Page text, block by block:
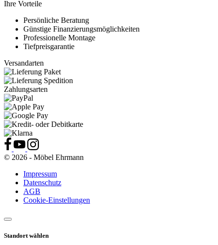
Ihre Vorteile
Persönliche Beratung
Günstige Finanzierungsmöglichkeiten
Professionelle Montage
Tiefpreisgarantie
Versandarten
Zahlungsarten
© 2026 - Möbel Ehrmann
Impressum
Datenschutz
AGB
Cookie-Einstellungen
Standort wählen